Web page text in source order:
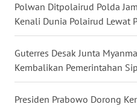
Polwan Ditpolairud Polda
Kenali Dunia Polairud Lewat
Guterres Desak Junta
Kembalikan Pemerintahan
Presiden Prabowo Dorong
JOGJA
JATIM
BALI